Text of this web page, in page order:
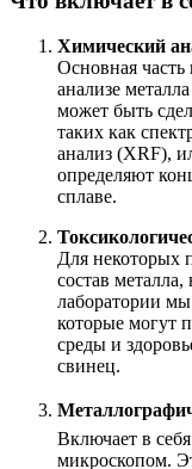
Химический
Основная часть
анализе
может быть
таких как
анализ (XRF),
определяют
сплаве.
Для некоторых
состав
лаборатории
которые могут
среды и
свинец.
Включает в
микроскопом.